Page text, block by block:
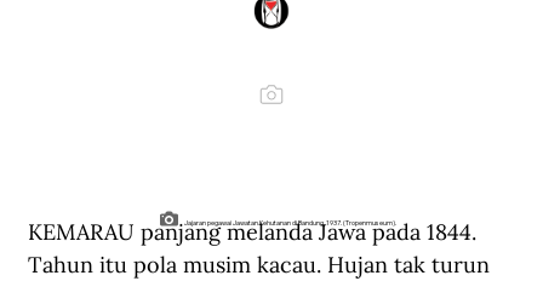
Jajaran pegawai Jawatan Kehutanan di Bandung, 1937. (Tropenmuseum).
KEMARAU panjang melanda Jawa pada 1844.
Tahun itu pola musim kacau. Hujan tak turun